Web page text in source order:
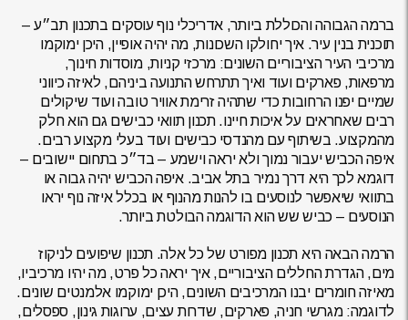
ברמה הגבוהה והכוללת ביותר, אדריכלי נוף עוסקים בתכנון תב״ע –
תוכנית בנין עיר. איך יחולקו השכונות, מה יהיה אופיין, היכן ימוקמו
מרכיבי העיר הציבוריים השונים: מרכזי קניות, מוסדות חינוך,
מרפאות, פארקים ועוד ואיך תתרחש התנועה ביניהם, לאיזה כיווני
שמיים יפנו הרחובות כדי שתהיה זרימת אוויר טובה ועוד שיקולים
רבים שאחראים על איכות חיינו. תכנון תוואי כבישים גם הוא חלק
מהמקצוע. בשיתוף עם מהנדסי כבישים ועוד בעלי מקצוע רבים.
איפה הכביש יעבור נמוך ולא יראה וישמע – בד״כ בתחום יישובים –
דוגמא לכך היא דרך נמיר בתל אביב. איפה הכביש יהיה גבוה או
בתוואי שיאפשר לנוסעים בו להנות מהנוף או בכלל איזה נוף יראו
הנוסעים – כביש שש הוא הדוגמה הבולטת ביותר.
הרמה הבאה היא תכנון מפורט של כל אלה. תכנון שיפועים לניקוז
מים, הגדרת החללים הציבוריים, איך יראה כל פרט, מה יהיו מרכיביו,
מאיזה חומרים יבנו המרכיבים השונים, היכן ימוקמו אלמנטים שונים.
לדוגמה: מגרשי חניה, פארקים, שדרות עצים, ערוגות גינון, ספסלים,